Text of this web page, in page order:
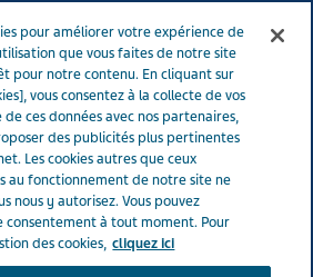
Menu
SPASFON® 80.000 mg - 80.000 mg (bte
80.000 mg -
(bte de 30)
pour améliorer votre expérience de
que vous faites de notre site
pour notre contenu. En cliquant sur
vous consentez à la collecte de vos
ces données avec nos partenaires,
des publicités plus pertinentes
Les cookies autres que ceux
au fonctionnement de notre site ne
nous y autorisez. Vous pouvez
à tout moment. Pour
des cookies, cliquez ici